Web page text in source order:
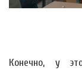
Конечно, у